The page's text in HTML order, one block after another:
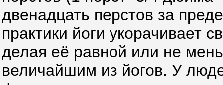
двенадцать перстов за
практики йоги укорачивает
делая её равной или не
величайшим из йогов. У